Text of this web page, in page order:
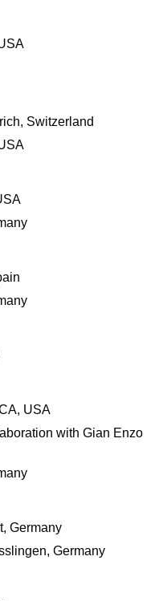
Switzerland
USA
with Gian Enzo
Germany
Germany